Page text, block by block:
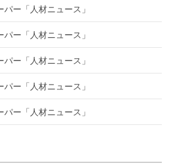
パー「人材ニュース」
パー「人材ニュース」
パー「人材ニュース」
パー「人材ニュース」
パー「人材ニュース」